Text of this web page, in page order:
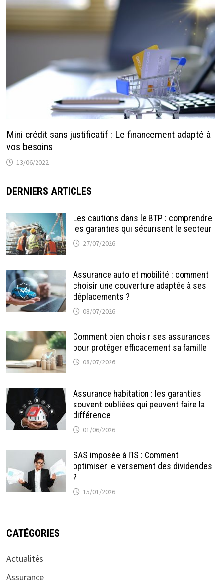
Mini crédit sans justificatif : Le financement adapté à
vos besoins
13/06/2022
DERNIERS ARTICLES
Les cautions dans le BTP : comprendre
les garanties qui sécurisent le secteur
27/07/2026
Assurance auto et mobilité : comment
choisir une couverture adaptée à ses
déplacements ?
08/07/2026
Comment bien choisir ses assurances
pour protéger efficacement sa famille
08/07/2026
Assurance habitation : les garanties
souvent oubliées qui peuvent faire la
différence
01/06/2026
SAS imposée à l’IS : Comment
optimiser le versement des dividendes
?
15/01/2026
CATÉGORIES
Actualités
Assurance